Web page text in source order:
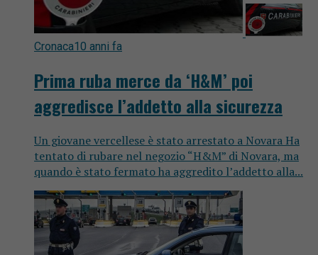
Cronaca10 anni fa
Prima ruba merce da ‘H&M’ poi
aggredisce l’addetto alla sicurezza
Un giovane vercellese è stato arrestato a Novara Ha
tentato di rubare nel negozio “H&M” di Novara, ma
quando è stato fermato ha aggredito l’addetto alla...